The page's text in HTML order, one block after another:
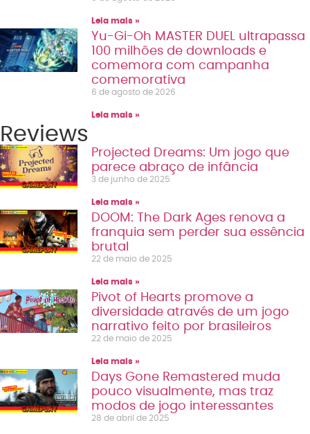
Leia mais »
Yu-Gi-Oh MASTER DUEL ultrapassa
100 milhões de downloads e
comemora com campanha
comemorativa
6 de agosto de 2026
Leia mais »
Reviews
Projected Dreams: Um jogo que
parece abraço de infância
3 de junho de 2025
Leia mais »
DOOM: The Dark Ages renova a
franquia sem perder sua essência
brutal
22 de maio de 2025
Leia mais »
Pivot of Hearts promove a
diversidade através de um jogo
narrativo feito por brasileiros
22 de maio de 2025
Leia mais »
Days Gone Remastered muda
pouco visualmente, mas traz
modos de jogo interessantes
28 de abril de 2025